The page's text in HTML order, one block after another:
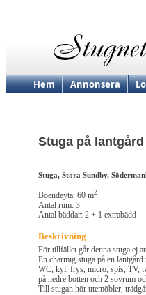
Hem Annonsera
Stuga på
Stuga, Stora Sundby,
Boendeyta: 60 m2
Antal rum: 3
Antal bäddar: 2 + 1 extrabädd
Beskrivning
För tillfället går denna stuga ej
En charmig stuga på en
WC, kyl, frys, micro, spis, TV,
på nedre botten och 2 sovrum
Till stugan hör utemöbler,